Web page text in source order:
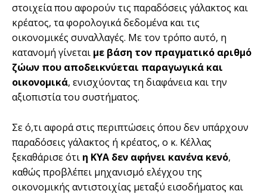
στοιχεία που αφορούν τις παραδόσεις γάλακτος και
κρέατος, τα φορολογικά δεδομένα και τις
οικονομικές συναλλαγές. Με τον τρόπο αυτό, η
κατανομή γίνεται με βάση τον πραγματικό αριθμό
ζώων που αποδεικνύεται παραγωγικά και
οικονομικά, ενισχύοντας τη διαφάνεια και την
αξιοπιστία του συστήματος.
Σε ό,τι αφορά στις περιπτώσεις όπου δεν υπάρχουν
παραδόσεις γάλακτος ή κρέατος, ο κ. Κέλλας
ξεκαθάρισε ότι η ΚΥΑ δεν αφήνει κανένα κενό,
καθώς προβλέπει μηχανισμό ελέγχου της
οικονομικής αντιστοιχίας μεταξύ εισοδήματος και